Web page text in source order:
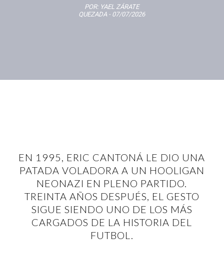
POR: YAEL ZÁRATE
QUEZADA - 07/07/2026
EN 1995, ERIC CANTONÁ LE DIO UNA
PATADA VOLADORA A UN HOOLIGAN
NEONAZI EN PLENO PARTIDO.
TREINTA AÑOS DESPUÉS, EL GESTO
SIGUE SIENDO UNO DE LOS MÁS
CARGADOS DE LA HISTORIA DEL
FUTBOL.